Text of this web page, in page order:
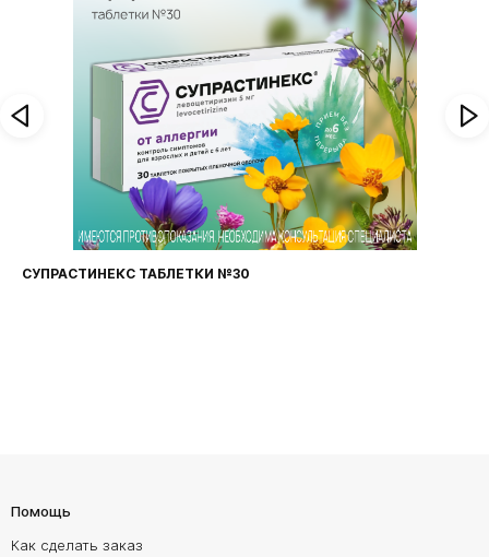
СУПРАСТИНЕКС ТАБЛЕТКИ №30
Помощь
Как сделать заказ